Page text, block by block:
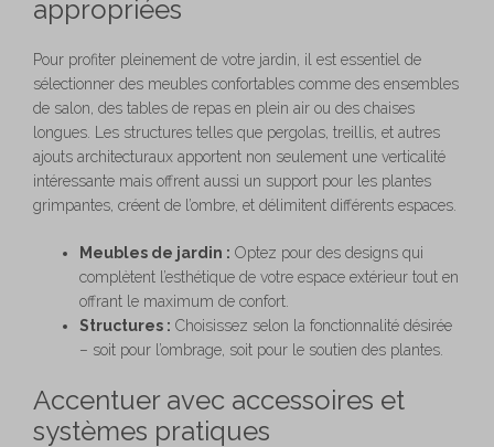
appropriées
Pour profiter pleinement de votre jardin, il est essentiel de
sélectionner des meubles confortables comme des ensembles
de salon, des tables de repas en plein air ou des chaises
longues. Les structures telles que pergolas, treillis, et autres
ajouts architecturaux apportent non seulement une verticalité
intéressante mais offrent aussi un support pour les plantes
grimpantes, créent de l’ombre, et délimitent différents espaces.
Meubles de jardin : Optez pour des designs qui
complètent l’esthétique de votre espace extérieur tout en
offrant le maximum de confort.
Structures : Choisissez selon la fonctionnalité désirée
– soit pour l’ombrage, soit pour le soutien des plantes.
Accentuer avec accessoires et
systèmes pratiques